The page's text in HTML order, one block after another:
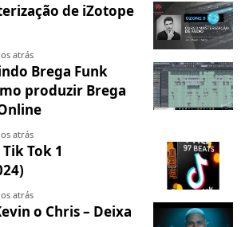
de iZotope
atrás
Brega Funk
produzir Brega
atrás
Tok 1
atrás
o Chris – Deixa